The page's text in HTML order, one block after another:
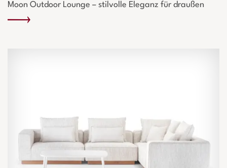
Moon Outdoor Lounge – stilvolle Eleganz für draußen